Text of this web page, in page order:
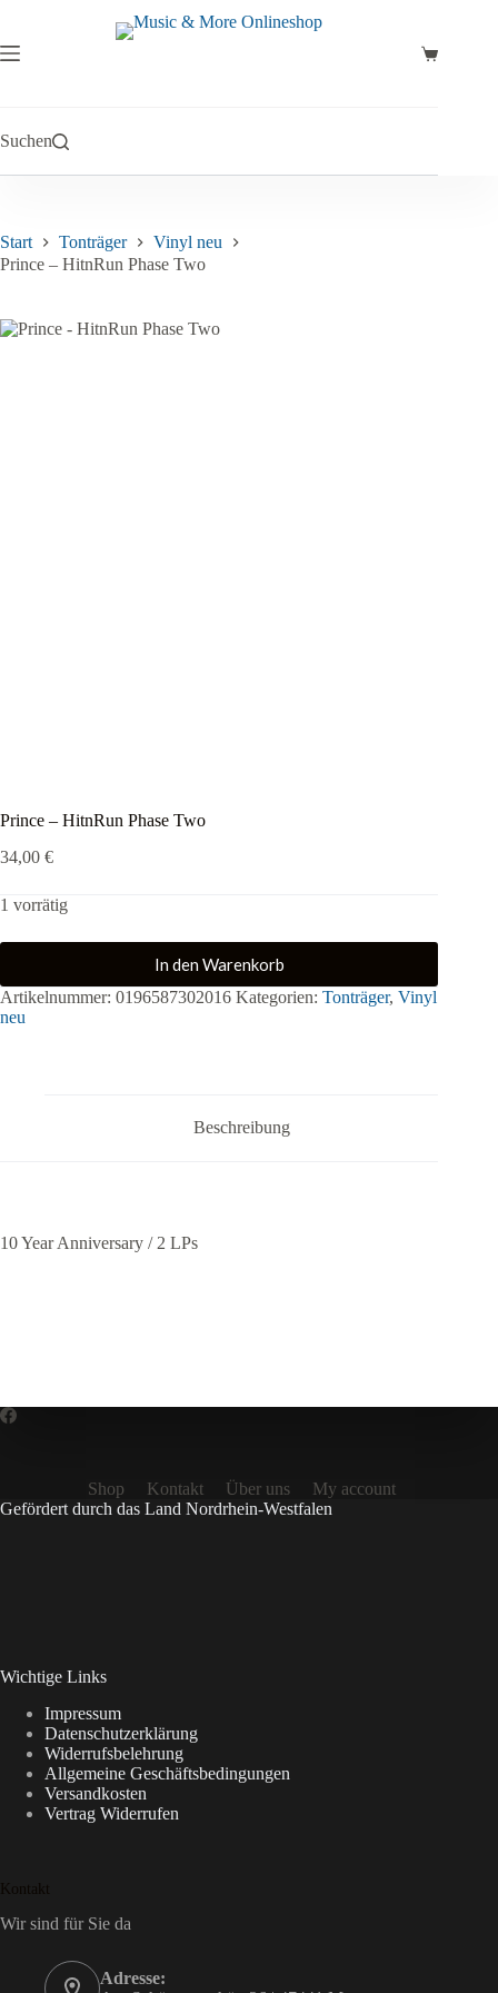
springen
Warenkorb
Suchen
Start Tonträger
Vinyl neu
Prince – HitnRun Phase Two
Prince – HitnRun Phase Two
34,00 €
1 vorrätig
In den Warenkorb
Artikelnummer: 0196587302016 Kategorien: Tonträger, Vinyl
neu
Beschreibung
10 Year Anniversary / 2 LPs
Shop Kontakt Über uns
My account
Gefördert durch das Land Nordrhein-Westfalen
Wichtige Links
Impressum
Datenschutzerklärung
Widerrufsbelehrung
Allgemeine Geschäftsbedingungen
Versandkosten
Vertrag Widerrufen
Kontakt
Wir sind für Sie da
Adresse: